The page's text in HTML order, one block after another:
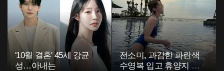
'10월 결혼' 45세 강균
성…아내는
전소미, 과감한 파란색
수영복 입고 휴양지 포